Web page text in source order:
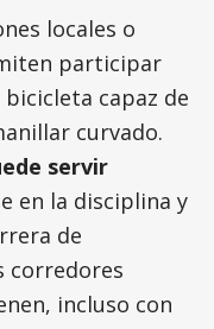
locales o
participar
capaz de
curvado.
servir
en la disciplina y
de
corredores
incluso con